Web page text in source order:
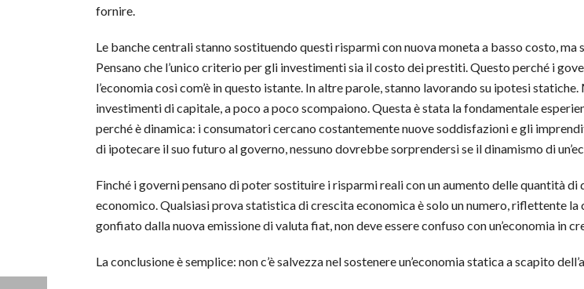
fornire.
Le banche centrali stanno sostituendo questi risparmi con nuova moneta a basso costo,
Pensano che l’unico criterio per gli investimenti sia il costo dei prestiti. Questo perché i
l’economia così com’è in questo istante. In altre parole, stanno lavorando su ipotesi
investimenti di capitale, a poco a poco scompaiono. Questa è stata la fondamentale
perché è dinamica: i consumatori cercano costantemente nuove soddisfazioni e gli
di ipotecare il suo futuro al governo, nessuno dovrebbe sorprendersi se il dinamismo di
Finché i governi pensano di poter sostituire i risparmi reali con un aumento delle quantità di
economico. Qualsiasi prova statistica di crescita economica è solo un numero, riflettente
gonfiato dalla nuova emissione di valuta fiat, non deve essere confuso con un’economia in
La conclusione è semplice: non c’è salvezza nel sostenere un’economia statica a scapito